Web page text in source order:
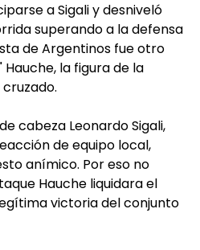
a Sigali y desniveló
superando a la defensa
de Argentinos fue otro
la figura de la
cabeza Leonardo Sigali,
de equipo local,
anímico. Por eso no
Hauche liquidara el
victoria del conjunto